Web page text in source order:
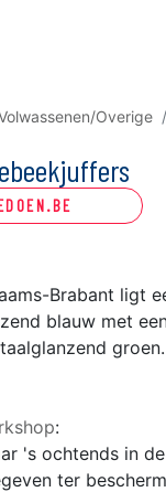
Overige
Brabant ligt
blauw met
:
's ochtends in
ter